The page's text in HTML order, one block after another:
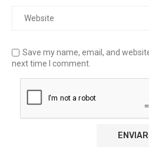
Save my name, email, and
next time I comment.